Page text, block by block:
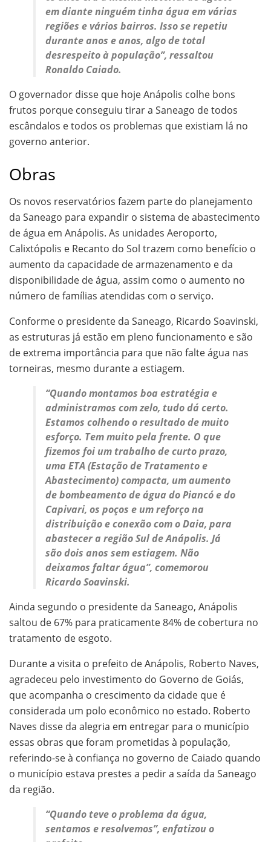
em diante ninguém tinha água em várias
regiões e vários bairros. Isso se repetiu
durante anos e anos, algo de total
desrespeito à população”, ressaltou
Ronaldo Caiado.
O governador disse que hoje Anápolis colhe bons
frutos porque conseguiu tirar a Saneago de todos
escândalos e todos os problemas que existiam lá no
governo anterior.
Obras
Os novos reservatórios fazem parte do planejamento
da Saneago para expandir o sistema de abastecimento
de água em Anápolis. As unidades Aeroporto,
Calixtópolis e Recanto do Sol trazem como benefício o
aumento da capacidade de armazenamento e da
disponibilidade de água, assim como o aumento no
número de famílias atendidas com o serviço.
Conforme o presidente da Saneago, Ricardo Soavinski,
as estruturas já estão em pleno funcionamento e são
de extrema importância para que não falte água nas
torneiras, mesmo durante a estiagem.
“Quando montamos boa estratégia e
administramos com zelo, tudo dá certo.
Estamos colhendo o resultado de muito
esforço. Tem muito pela frente. O que
fizemos foi um trabalho de curto prazo,
uma ETA (Estação de Tratamento e
Abastecimento) compacta, um aumento
de bombeamento de água do Piancó e do
Capivari, os poços e um reforço na
distribuição e conexão com o Daia, para
abastecer a região Sul de Anápolis. Já
são dois anos sem estiagem. Não
deixamos faltar água”, comemorou
Ricardo Soavinski.
Ainda segundo o presidente da Saneago, Anápolis
saltou de 67% para praticamente 84% de cobertura no
tratamento de esgoto.
Durante a visita o prefeito de Anápolis, Roberto Naves,
agradeceu pelo investimento do Governo de Goiás,
que acompanha o crescimento da cidade que é
considerada um polo econômico no estado. Roberto
Naves disse da alegria em entregar para o município
essas obras que foram prometidas à população,
referindo-se à confiança no governo de Caiado quando
o município estava prestes a pedir a saída da Saneago
da região.
“Quando teve o problema da água,
sentamos e resolvemos”, enfatizou o